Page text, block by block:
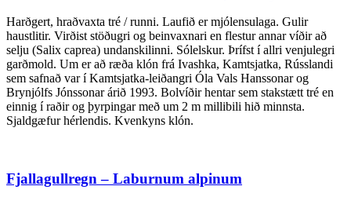
Harðgert, hraðvaxta tré / runni. Laufið er mjólensulaga. Gulir
haustlitir. Virðist stöðugri og beinvaxnari en flestur annar víðir að
selju (Salix caprea) undanskilinni. Sólelskur. Þrífst í allri venjulegri
garðmold. Um er að ræða klón frá Ivashka, Kamtsjatka, Rússlandi
sem safnað var í Kamtsjatka-leiðangri Óla Vals Hanssonar og
Brynjólfs Jónssonar árið 1993. Bolvíðir hentar sem stakstætt tré en
einnig í raðir og þyrpingar með um 2 m millibili hið minnsta.
Sjaldgæfur hérlendis. Kvenkyns klón.
Fjallagullregn – Laburnum alpinum